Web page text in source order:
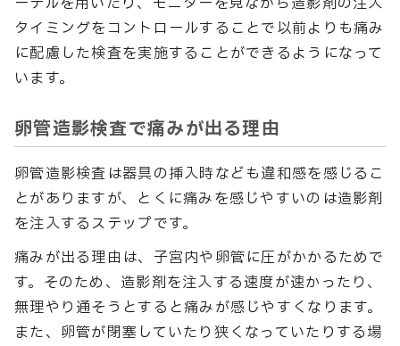
タイミングをコントロールすることで以前よりも痛み
に配慮した検査を実施することができるようになって
います。
卵管造影検査で痛みが出る理由
卵管造影検査は器具の挿入時なども違和感を感じるこ
とがありますが、とくに痛みを感じやすいのは造影剤
を注入するステップです。
痛みが出る理由は、子宮内や卵管に圧がかかるためで
す。そのため、造影剤を注入する速度が速かったり、
無理やり通そうとすると痛みが感じやすくなります。
また、卵管が閉塞していたり狭くなっていたりする場